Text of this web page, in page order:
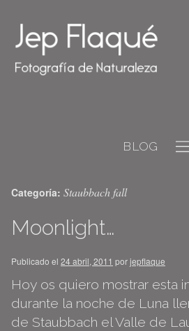
BLOG
Categoría: Staubbach fall
Moonlight…
Publicado el 24 abril, 2011 porjepflaque
Hoy os quiero mostrar esta
durante la noche de Luna
de Staubbach el Valle de